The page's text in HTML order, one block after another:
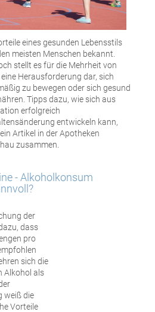
eines gesunden Lebensstils
meisten Menschen bekannt.
stellt es für die Mehrheit von
Herausforderung dar, sich
zu bewegen oder sich gesund
Tipps dazu, wie sich aus
erfolgreich
entwickeln kann,
Artikel in der Apotheken
zusammen.
- Alkoholkonsum
der
dass
pro
sich die
Alkohol als
weiß die
Vorteile